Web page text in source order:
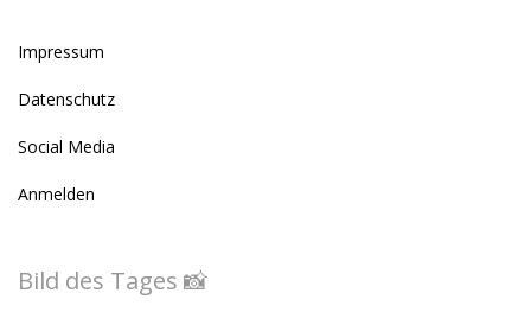
Impressum
Datenschutz
Social Media
Anmelden
Bild des Tages 📸